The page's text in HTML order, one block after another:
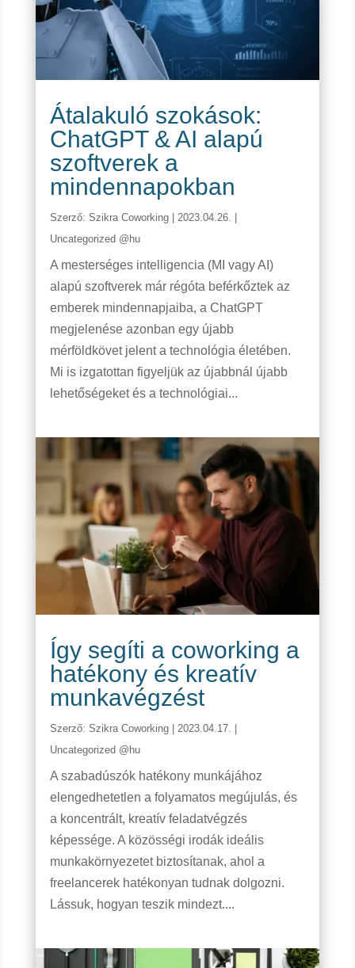
Átalakuló szokások:
ChatGPT & AI alapú
szoftverek a
mindennapokban
Szerző: Szikra Coworking| 2023.04.26.
Uncategorized @hu
A mesterséges intelligencia (MI vagy AI)
alapú szoftverek már régóta beférkőztek az
emberek mindennapjaiba, a ChatGPT
megjelenése azonban egy újabb
mérföldkövet jelent a technológia életében.
Mi is izgatottan figyeljük az újabbnál újabb
lehetőségeket és a technológiai...
Így segíti a coworking a
hatékony és kreatív
munkavégzést
Szerző: Szikra Coworking| 2023.04.17.
Uncategorized @hu
A szabadúszók hatékony munkájához
elengedhetetlen a folyamatos megújulás, és
a koncentrált, kreatív feladatvégzés
képessége. A közösségi irodák ideális
munkakörnyezetet biztosítanak, ahol a
freelancerek hatékonyan tudnak dolgozni.
Lássuk, hogyan teszik mindezt....